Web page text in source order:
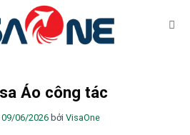
Áo công tác
09/06/2026 bởi VisaOne